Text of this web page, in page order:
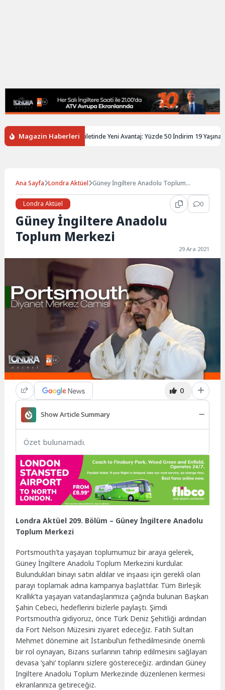
Magazin Haberleri
Gençlere Tren Biletinde Yeni Avantaj: Yüzde 50 İndirim 19 Yaşına
Ana Sayfa Londra Aktüel Güney İngiltere Anadolu Toplum
Londra Aktüel
0
Güney İngiltere Anadolu
Toplum Merkezi
29 Ara 2021
0
Show Article Summary
Özet bulunamadı.
Londra Aktüel 209. Bölüm – Güney İngiltere Anadolu
Toplum Merkezi
Portsmouth’ta yaşayan toplumumuz bir araya gelerek,
Güney İngiltere Anadolu Toplum Merkezini kurdular.
Bulundukları binayı satın aldılar ve inşaası için gerekli olan
parayı toplamak adına kampanya başlattılar. Tüm Birleşik
Krallık’ta yaşayan vatandaşlarımıza çağrıda bulunan Başkan
Şahin Cebeci, hedeflerini bizlerle paylaştı. Şimdi
Portsmouth’a gidiyoruz, önce Türk Deniz Şehitliği ardından
da Fort Nelson Müzesini ziyaret edeceğiz. Fatih Sultan
Mehmet dönemine ait İstanbul’un fethedilmesinde önemli
bir rol oynayan, Bizans surlarının tahrip edilmesini sağlayan
devasa ‘şahi’ toplarını sizlere göstereceğiz. ardından Güney
Ingiltere Anadolu Toplum Merkezinde düzenlenen kermesi
ekranlarınıza getireceğiz.